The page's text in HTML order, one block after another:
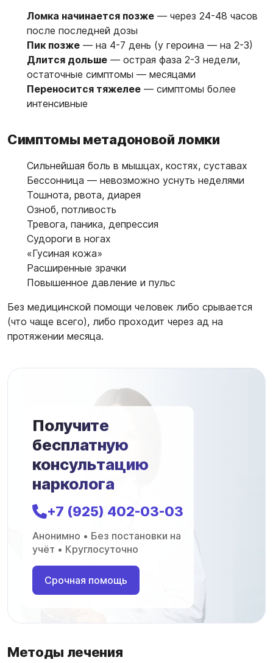
Ломка начинается позже — через 24-48 часов
после последней дозы
Пик позже — на 4-7 день (у героина — на 2-3)
Длится дольше — острая фаза 2-3 недели,
остаточные симптомы — месяцами
Переносится тяжелее — симптомы более
интенсивные
Симптомы метадоновой ломки
Сильнейшая боль в мышцах, костях, суставах
Бессонница — невозможно уснуть неделями
Тошнота, рвота, диарея
Озноб, потливость
Тревога, паника, депрессия
Судороги в ногах
«Гусиная кожа»
Расширенные зрачки
Повышенное давление и пульс
Без медицинской помощи человек либо срывается
(что чаще всего), либо проходит через ад на
протяжении месяца.
Получите
бесплатную
консультацию
нарколога
+7 (925) 402-03-03
Анонимно • Без постановки на
учёт • Круглосуточно
Срочная помощь
Методы лечения